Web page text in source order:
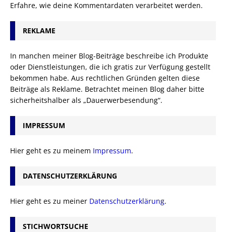
Erfahre, wie deine Kommentardaten verarbeitet werden.
REKLAME
In manchen meiner Blog-Beiträge beschreibe ich Produkte
oder Dienstleistungen, die ich gratis zur Verfügung gestellt
bekommen habe. Aus rechtlichen Gründen gelten diese
Beiträge als Reklame. Betrachtet meinen Blog daher bitte
sicherheitshalber als „Dauerwerbesendung“.
IMPRESSUM
Hier geht es zu meinem Impressum.
DATENSCHUTZERKLÄRUNG
Hier geht es zu meiner Datenschutzerklärung.
STICHWORTSUCHE